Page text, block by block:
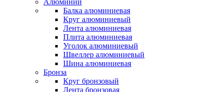
Алюминий
Балка алюминиевая
Круг алюминиевый
Лента алюминиевая
Плита алюминиевая
Уголок алюминиевый
Швеллер алюминиевый
Шина алюминиевая
Бронза
Круг бронзовый
Лента бронзовая